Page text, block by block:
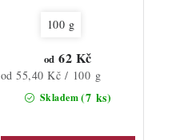
100 g
Skladem(7 ks)
od 62 Kč
Měrná
od 55,40 Kč / 100 g